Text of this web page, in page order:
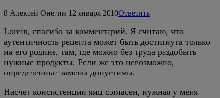
8 Алексей Онегин 12 января 2010Ответить
Lorein, спасибо за комментарий. Я считаю, что
аутентичность рецепта может быть достигнута только
на его родине, там, где можно без труда раздобыть
нужные продукты. Если же это невозможно,
определенные замены допустимы.
Насчет консистенции яиц согласен, нужная у меня